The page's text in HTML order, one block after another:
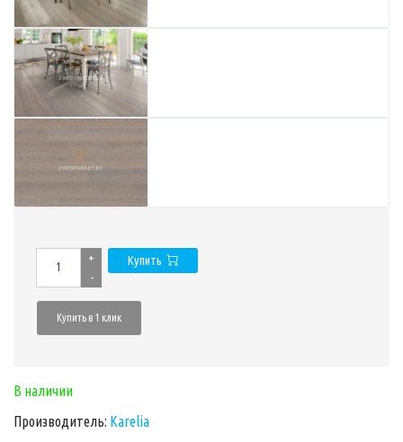
+
-
Купить
Купить в 1 клик
В наличии
Производитель: Karelia